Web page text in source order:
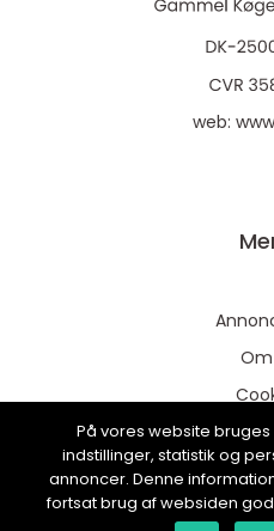
web:
På vores website
indstillinger, statistik og
annoncer. Denne
fortsat brug af websiden